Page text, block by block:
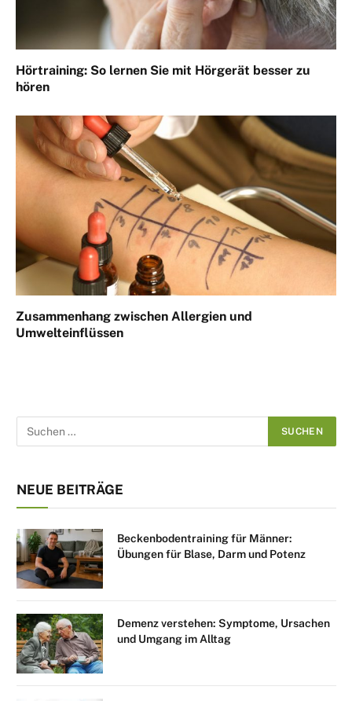
Hörtraining: So lernen Sie mit Hörgerät besser zu
hören
Zusammenhang zwischen Allergien und
Umwelteinflüssen
NEUE BEITRÄGE
Beckenbodentraining für Männer:
Übungen für Blase, Darm und Potenz
Demenz verstehen: Symptome, Ursachen
und Umgang im Alltag